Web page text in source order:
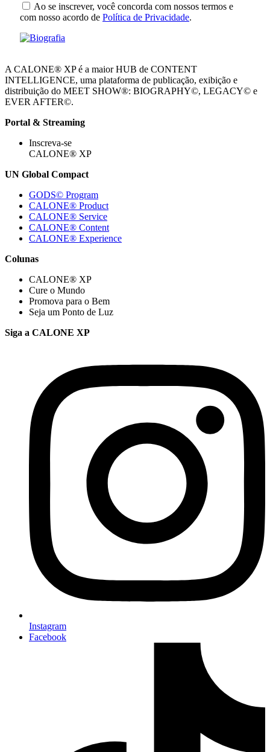
Ao se inscrever, você concorda com nossos termos e
com nosso acordo de Política de Privacidade.
A CALONE® XP é a maior HUB de CONTENT
INTELLIGENCE, uma plataforma de publicação, exibição e
distribuição do MEET SHOW®: BIOGRAPHY©, LEGACY© e
EVER AFTER©.
Portal & Streaming
Inscreva-se
CALONE® XP
UN Global Compact
GODS© Program
CALONE® Product
CALONE® Service
CALONE® Content
CALONE® Experience
Colunas
CALONE® XP
Cure o Mundo
Promova para o Bem
Seja um Ponto de Luz
Siga a CALONE XP
Instagram
Facebook